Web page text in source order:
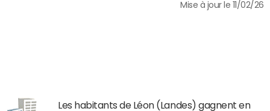
Mise à jour le 11/02/26
Les habitants de Léon (Landes) gagnent en